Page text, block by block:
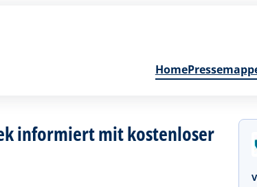
Home
informiert mit kostenloser